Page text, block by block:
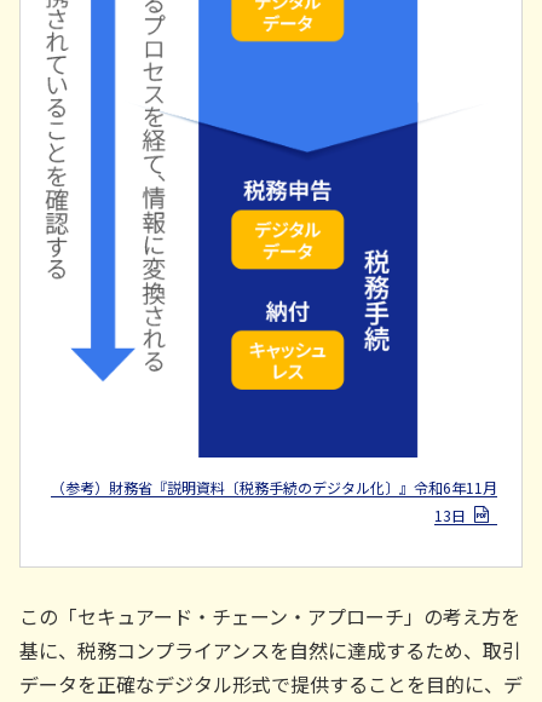
（参考）財務省『説明資料〔税務手続のデジタル化〕』令和6年11月
13日
この「セキュアード・チェーン・アプローチ」の考え方を
基に、税務コンプライアンスを自然に達成するため、取引
データを正確なデジタル形式で提供することを目的に、デ